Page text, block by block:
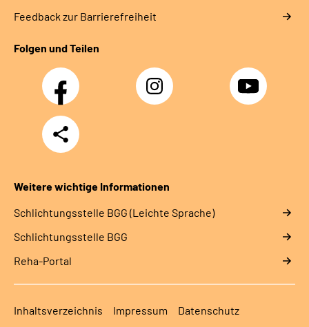
Feedback zur Barrierefreiheit
Folgen und Teilen
Facebook Instagram YouTube
Teilen
Weitere wichtige Informationen
Schlich­tungs­stel­le BGG (Leichte Sprache)
Schlich­tungs­stel­le BGG
Reha-Portal
Inhaltsverzeichnis Impressum Datenschutz